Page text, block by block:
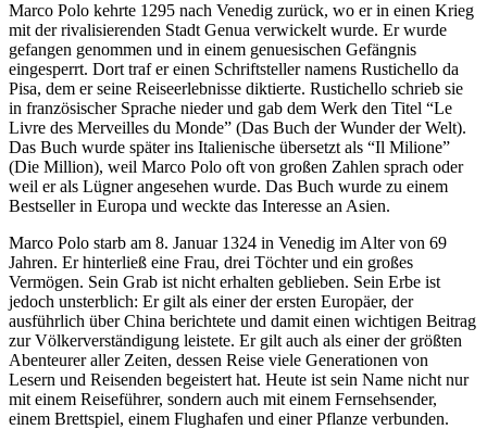
Marco Polo kehrte 1295 nach Venedig zurück, wo er in einen Krieg
mit der rivalisierenden Stadt Genua verwickelt wurde. Er wurde
gefangen genommen und in einem genuesischen Gefängnis
eingesperrt. Dort traf er einen Schriftsteller namens Rustichello da
Pisa, dem er seine Reiseerlebnisse diktierte. Rustichello schrieb sie
in französischer Sprache nieder und gab dem Werk den Titel “Le
Livre des Merveilles du Monde” (Das Buch der Wunder der Welt).
Das Buch wurde später ins Italienische übersetzt als “Il Milione”
(Die Million), weil Marco Polo oft von großen Zahlen sprach oder
weil er als Lügner angesehen wurde. Das Buch wurde zu einem
Bestseller in Europa und weckte das Interesse an Asien.
Marco Polo starb am 8. Januar 1324 in Venedig im Alter von 69
Jahren. Er hinterließ eine Frau, drei Töchter und ein großes
Vermögen. Sein Grab ist nicht erhalten geblieben. Sein Erbe ist
jedoch unsterblich: Er gilt als einer der ersten Europäer, der
ausführlich über China berichtete und damit einen wichtigen Beitrag
zur Völkerverständigung leistete. Er gilt auch als einer der größten
Abenteurer aller Zeiten, dessen Reise viele Generationen von
Lesern und Reisenden begeistert hat. Heute ist sein Name nicht nur
mit einem Reiseführer, sondern auch mit einem Fernsehsender,
einem Brettspiel, einem Flughafen und einer Pflanze verbunden.